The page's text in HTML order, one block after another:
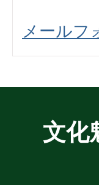
メールフ
文化